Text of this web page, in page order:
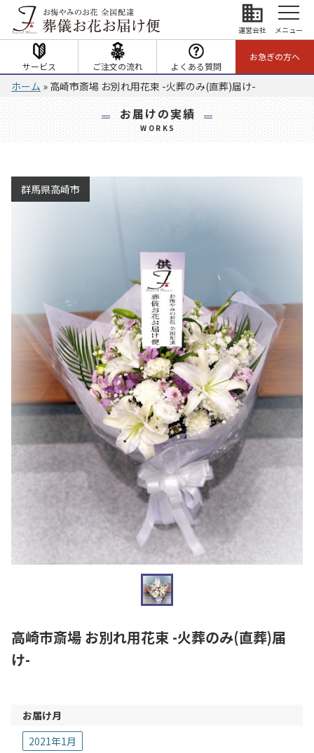
business
運営会社 メニュー
サービス ご注文の流れ よくある質問
お急ぎの方へ
ホーム » 高崎市斎場 お別れ用花束 -火葬のみ(直葬)届け-
お届けの実績
WORKS
群馬県高崎市
高崎市斎場 お別れ用花束 -火葬のみ(直葬)届
け-
お届け月
2021年1月